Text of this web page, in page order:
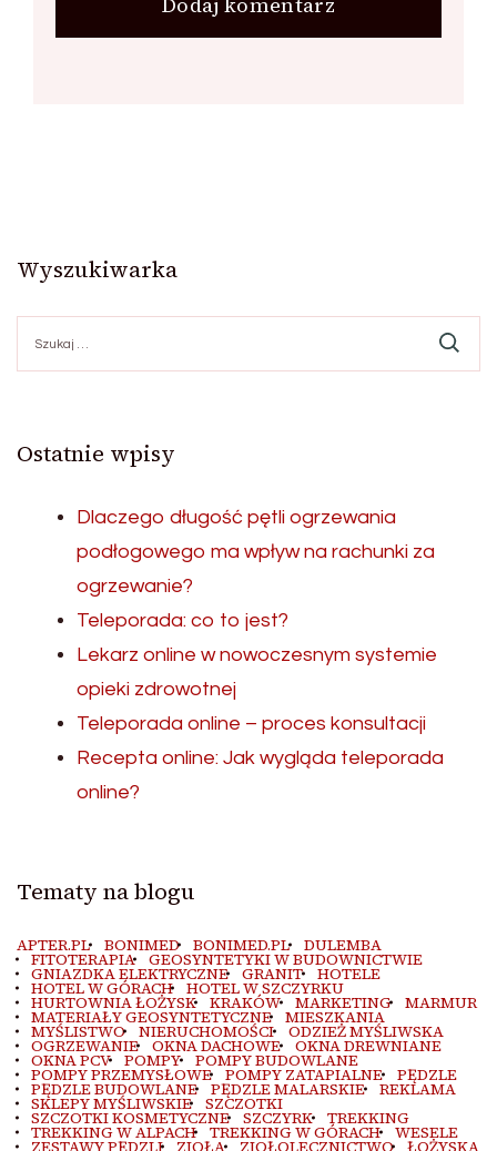
Wyszukiwarka
Ostatnie wpisy
Dlaczego długość pętli ogrzewania
podłogowego ma wpływ na rachunki za
ogrzewanie?
Teleporada: co to jest?
Lekarz online w nowoczesnym systemie
opieki zdrowotnej
Teleporada online – proces konsultacji
Recepta online: Jak wygląda teleporada
online?
Tematy na blogu
APTER.PL BONIMED BONIMED.PL DULEMBA
FITOTERAPIA GEOSYNTETYKI W BUDOWNICTWIE
GNIAZDKA ELEKTRYCZNE GRANIT HOTELE
HOTEL W GÓRACH HOTEL W SZCZYRKU
HURTOWNIA ŁOŻYSK KRAKÓW MARKETING MARMUR
MATERIAŁY GEOSYNTETYCZNE MIESZKANIA
MYŚLISTWO NIERUCHOMOŚCI ODZIEŻ MYŚLIWSKA
OGRZEWANIE OKNA DACHOWE OKNA DREWNIANE
OKNA PCV POMPY POMPY BUDOWLANE
POMPY PRZEMYSŁOWE POMPY ZATAPIALNE PĘDZLE
PĘDZLE BUDOWLANE PĘDZLE MALARSKIE REKLAMA
SKLEPY MYŚLIWSKIE SZCZOTKI
SZCZOTKI KOSMETYCZNE SZCZYRK TREKKING
TREKKING W ALPACH TREKKING W GÓRACH WESELE